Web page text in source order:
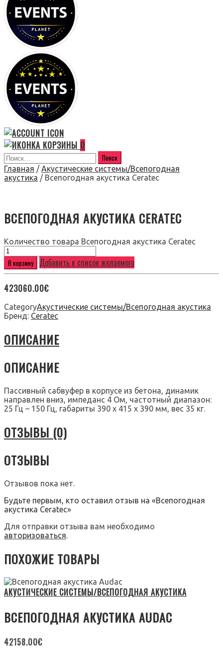
0
Главная / Акустические системы/Всепогодная
акустика / Всепогодная акустика Ceratec
ВСЕПОГОДНАЯ АКУСТИКА CERATEC
Количество товара Всепогодная акустика Ceratec
В корзину Добавить в список желаемого
423060.00€
CategoryАкустические системы/Всепогодная акустика
Бренд: Ceratec
ОПИСАНИЕ
ОПИСАНИЕ
Пассивный сабвуфер в корпусе из бетона, динамик
направлен вниз, импеданс 4 Ом, частотный диапазон:
25 Гц – 150 Гц, габариты 390 x 415 x 390 мм, вес 35 кг.
ОТЗЫВЫ (0)
ОТЗЫВЫ
Отзывов пока нет.
Будьте первым, кто оставил отзыв на «Всепогодная
акустика Ceratec»
Для отправки отзыва вам необходимо
авторизоваться.
ПОХОЖИЕ ТОВАРЫ
АКУСТИЧЕСКИЕ СИСТЕМЫ/ВСЕПОГОДНАЯ АКУСТИКА
ВСЕПОГОДНАЯ АКУСТИКА AUDAC
42158.00€